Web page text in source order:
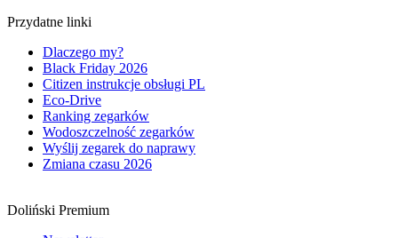
Przydatne linki
Dlaczego my?
Black Friday 2026
Citizen instrukcje obsługi PL
Eco-Drive
Ranking zegarków
Wodoszczelność zegarków
Wyślij zegarek do naprawy
Zmiana czasu 2026
Doliński Premium